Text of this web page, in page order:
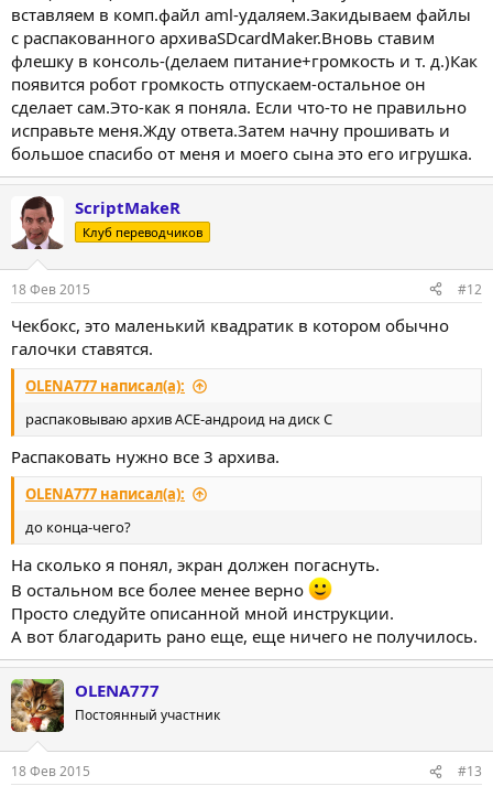
вставляем в комп.файл aml-удаляем.Закидываем файлы
с распакованного архиваSDcardMaker.Вновь ставим
флешку в консоль-(делаем питание+громкость и т. д.)Как
появится робот громкость отпускаем-остальное он
сделает сам.Это-как я поняла. Если что-то не правильно
исправьте меня.Жду ответа.Затем начну прошивать и
большое спасибо от меня и моего сына это его игрушка.
ScriptMakeR
Клуб переводчиков
18 Фев 2015 #12
Чекбокс, это маленький квадратик в котором обычно
галочки ставятся.
OLENA777 написал(а):
распаковываю архив АСЕ-андроид на диск С
Распаковать нужно все 3 архива.
OLENA777 написал(а):
до конца-чего?
На сколько я понял, экран должен погаснуть.
В остальном все более менее верно
Просто следуйте описанной мной инструкции.
А вот благодарить рано еще, еще ничего не получилось.
OLENA777
Постоянный участник
18 Фев 2015 #13